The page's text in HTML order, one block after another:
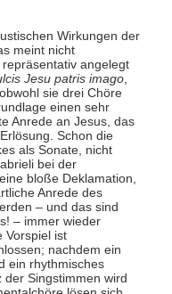
Wirkungen der
meint nicht
angelegt
Jesu patris imago,
sie drei Chöre
einen sehr
Anrede an Jesus, das
Schon die
als Sonate, nicht
bei der
bloße Deklamation,
Anrede des
– und das sind
– immer wieder
Vorspiel ist
nachdem ein
ein rhythmisches
der Singstimmen wird